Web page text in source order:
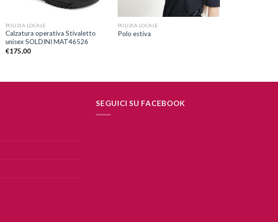
POLIZIA LOCALE
Calzatura operativa Stivaletto
unisex SOLDINI MAT46526
€175,00
POLIZIA LOCALE
Polo estiva
SEGUICI SU FACEBOOK